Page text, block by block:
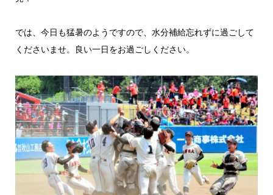
では、今日も猛暑のようですので、水分補給忘れずに過ごして
くださいませ。良い一日をお過ごしください。